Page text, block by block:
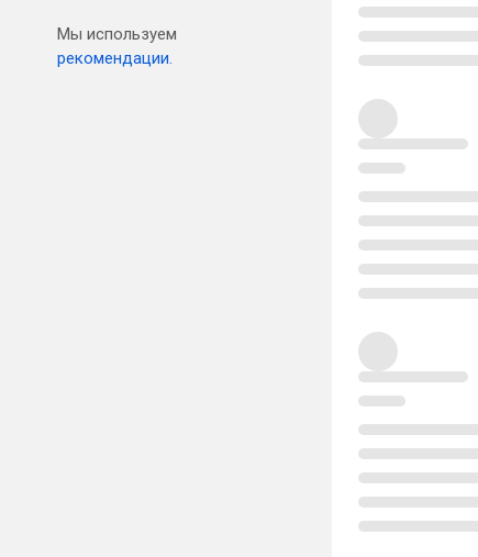
Мы используем
рекомендации.